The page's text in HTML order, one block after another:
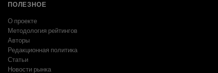
ПОЛЕЗНОЕ
О проекте
Методология рейтингов
Авторы
Редакционная политика
Статьи
Новости рынка